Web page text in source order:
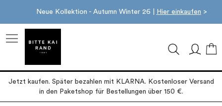
Neue Kollektion - Autumn Winter 26 | Hier einkaufen >
Jetzt kaufen. Später bezahlen mit KLARNA. Kostenloser Versand
in den Paketshop für Bestellungen über 150 €.